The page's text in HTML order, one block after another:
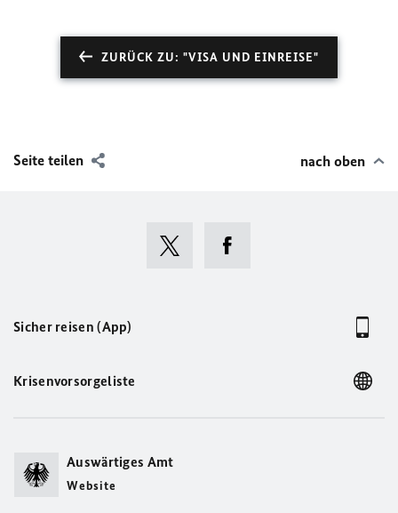
ZURÜCK ZU: "VISA UND EINREISE"
Seite teilen nach oben
Sicher reisen (App)
Krisenvorsorgeliste
Auswärtiges Amt
Website